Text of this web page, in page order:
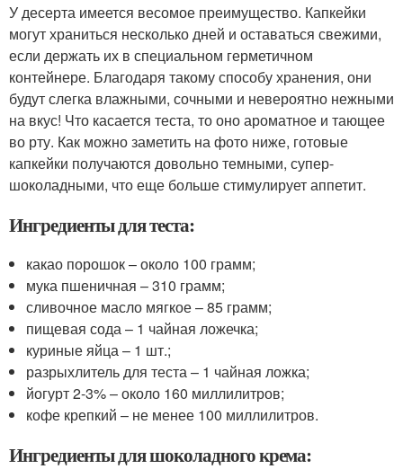
У десерта имеется весомое преимущество. Капкейки
могут храниться несколько дней и оставаться свежими,
если держать их в специальном герметичном
контейнере. Благодаря такому способу хранения, они
будут слегка влажными, сочными и невероятно нежными
на вкус! Что касается теста, то оно ароматное и тающее
во рту. Как можно заметить на фото ниже, готовые
капкейки получаются довольно темными, супер-
шоколадными, что еще больше стимулирует аппетит.
Ингредиенты для теста:
какао порошок – около 100 грамм;
мука пшеничная – 310 грамм;
сливочное масло мягкое – 85 грамм;
пищевая сода – 1 чайная ложечка;
куриные яйца – 1 шт.;
разрыхлитель для теста – 1 чайная ложка;
йогурт 2-3% – около 160 миллилитров;
кофе крепкий – не менее 100 миллилитров.
Ингредиенты для шоколадного крема: